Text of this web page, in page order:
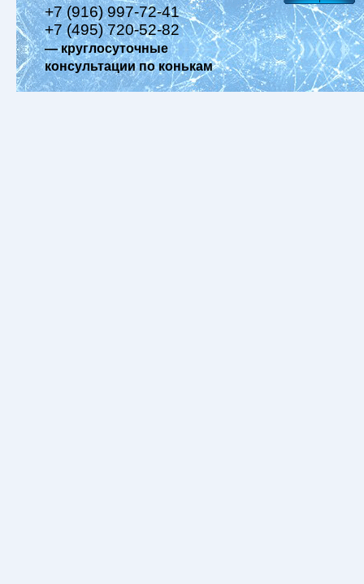
+7 (916) 997-72-41
+7 (495) 720-52-82
— круглосуточные
консультации по конькам